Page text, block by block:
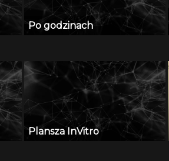
Po godzinach
Plansza InVitro